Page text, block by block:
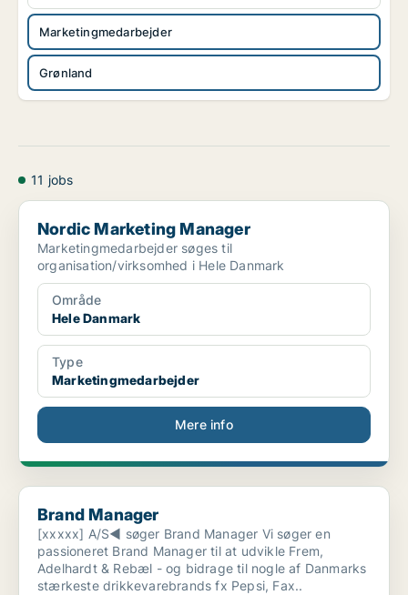
Marketingmedarbejder
Grønland
11 jobs
Nordic Marketing Manager
Nordic Marketing Manager
Marketingmedarbejder søges til
organisation/virksomhed i Hele Danmark
Område
Hele Danmark
Type
Marketingmedarbejder
Mere info
Brand Manager
Brand Manager
[xxxxx] A/S◀ søger Brand Manager Vi søger en
passioneret Brand Manager til at udvikle Frem,
Adelhardt & Rebæl - og bidrage til nogle af Danmarks
stærkeste drikkevarebrands fx Pepsi, Fax..